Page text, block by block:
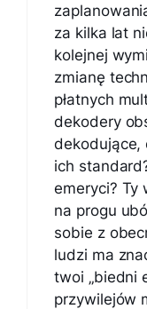
za kilka lat
kolejnej
zmianę
płatnych
dekodery
dekodujące,
ich
emeryci? Ty
na progu
sobie z
ludzi ma
twoi „biedni
przywilejów